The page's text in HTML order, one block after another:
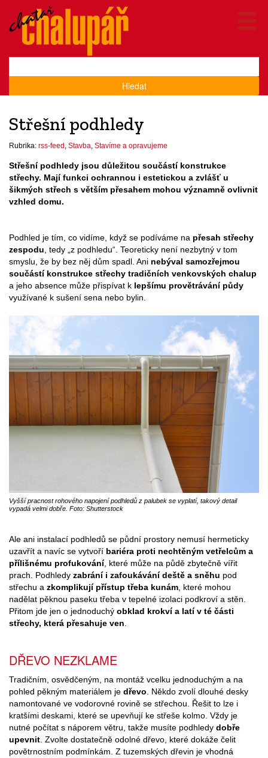
Hledat
Střešní podhledy
Rubrika: rss-feed Stavba Stavíme a opravujeme
Střešní podhledy jsou důležitou součástí konstrukce
střechy. Mají funkci ochrannou i estetickou a zvlášť u
šikmých střech s větším přesahem mohou významně ovlivnit
vzhled domu.
Podhled je tím, co vidíme, když se podíváme na přesah střechy
zespodu , tedy „z podhledu“. Teoreticky není nezbytný v tom
smyslu, že by bez něj dům spadl. Ani nebýval samozřejmou
součástí konstrukce střechy tradičních venkovských chalup
a jeho absence může přispívat k lepšímu provětrávání půdy
využívané k sušení sena nebo bylin.
Vyšší pracnost rohového napojení podhledů z palubek se vyplatí, takový detail
vypadá velmi dobře. Foto: Shutterstock
Ale ani instalací podhledů se půdní prostory nemusí hermeticky
uzavřít a navíc se vytvoří bariéra proti nechtěným vetřelcům a
přílišnému profukování, které může na půdě zbytečně vířit
prach. Podhledy zabrání i zafoukávání deště a sněhu pod
střechu a zkomplikují přístup třeba kunám , které mohou
nadělat pěknou paseku třeba v tepelné izolaci podkroví a stěn.
Přitom jde jen o jednoduchý obklad krokví a latí v té části
střechy, která přesahuje ven
DŘEVO NEZKLAME
Tradičním, osvědčeným, na montáž vcelku jednoduchým a na
pohled pěkným materiálem je dřevo . Někdo zvolí dlouhé desky
namontované ve vodorovné rovině se střechou. Řešit to lze i
kratšími deskami, které se upevňují ke střeše kolmo. Vždy je
nutné počítat s náporem větru, takže musíte podhledy dobře
upevnit . Zvolte dostatečně odolné dřevo, které dokáže čelit
povětrnostním podmínkám. Z tuzemských dřevin je vhodná